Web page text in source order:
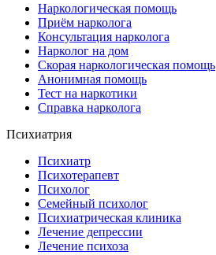
Наркологическая помощь
Приём нарколога
Консультация нарколога
Нарколог на дом
Скорая наркологическая помощь
Анонимная помощь
Тест на наркотики
Справка нарколога
Психиатрия
Психиатр
Психотерапевт
Психолог
Семейный психолог
Психиатрическая клиника
Лечение депрессии
Лечение психоза